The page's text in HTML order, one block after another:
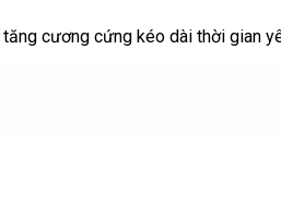
tăng cương cứng kéo dài thời gian